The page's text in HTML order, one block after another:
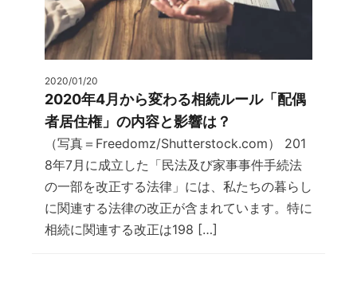
2020/01/20
2020年4月から変わる相続ルール「配偶
者居住権」の内容と影響は？
（写真＝Freedomz/Shutterstock.com） 201
8年7月に成立した「民法及び家事事件手続法
の一部を改正する法律」には、私たちの暮らし
に関連する法律の改正が含まれています。特に
相続に関連する改正は198 […]